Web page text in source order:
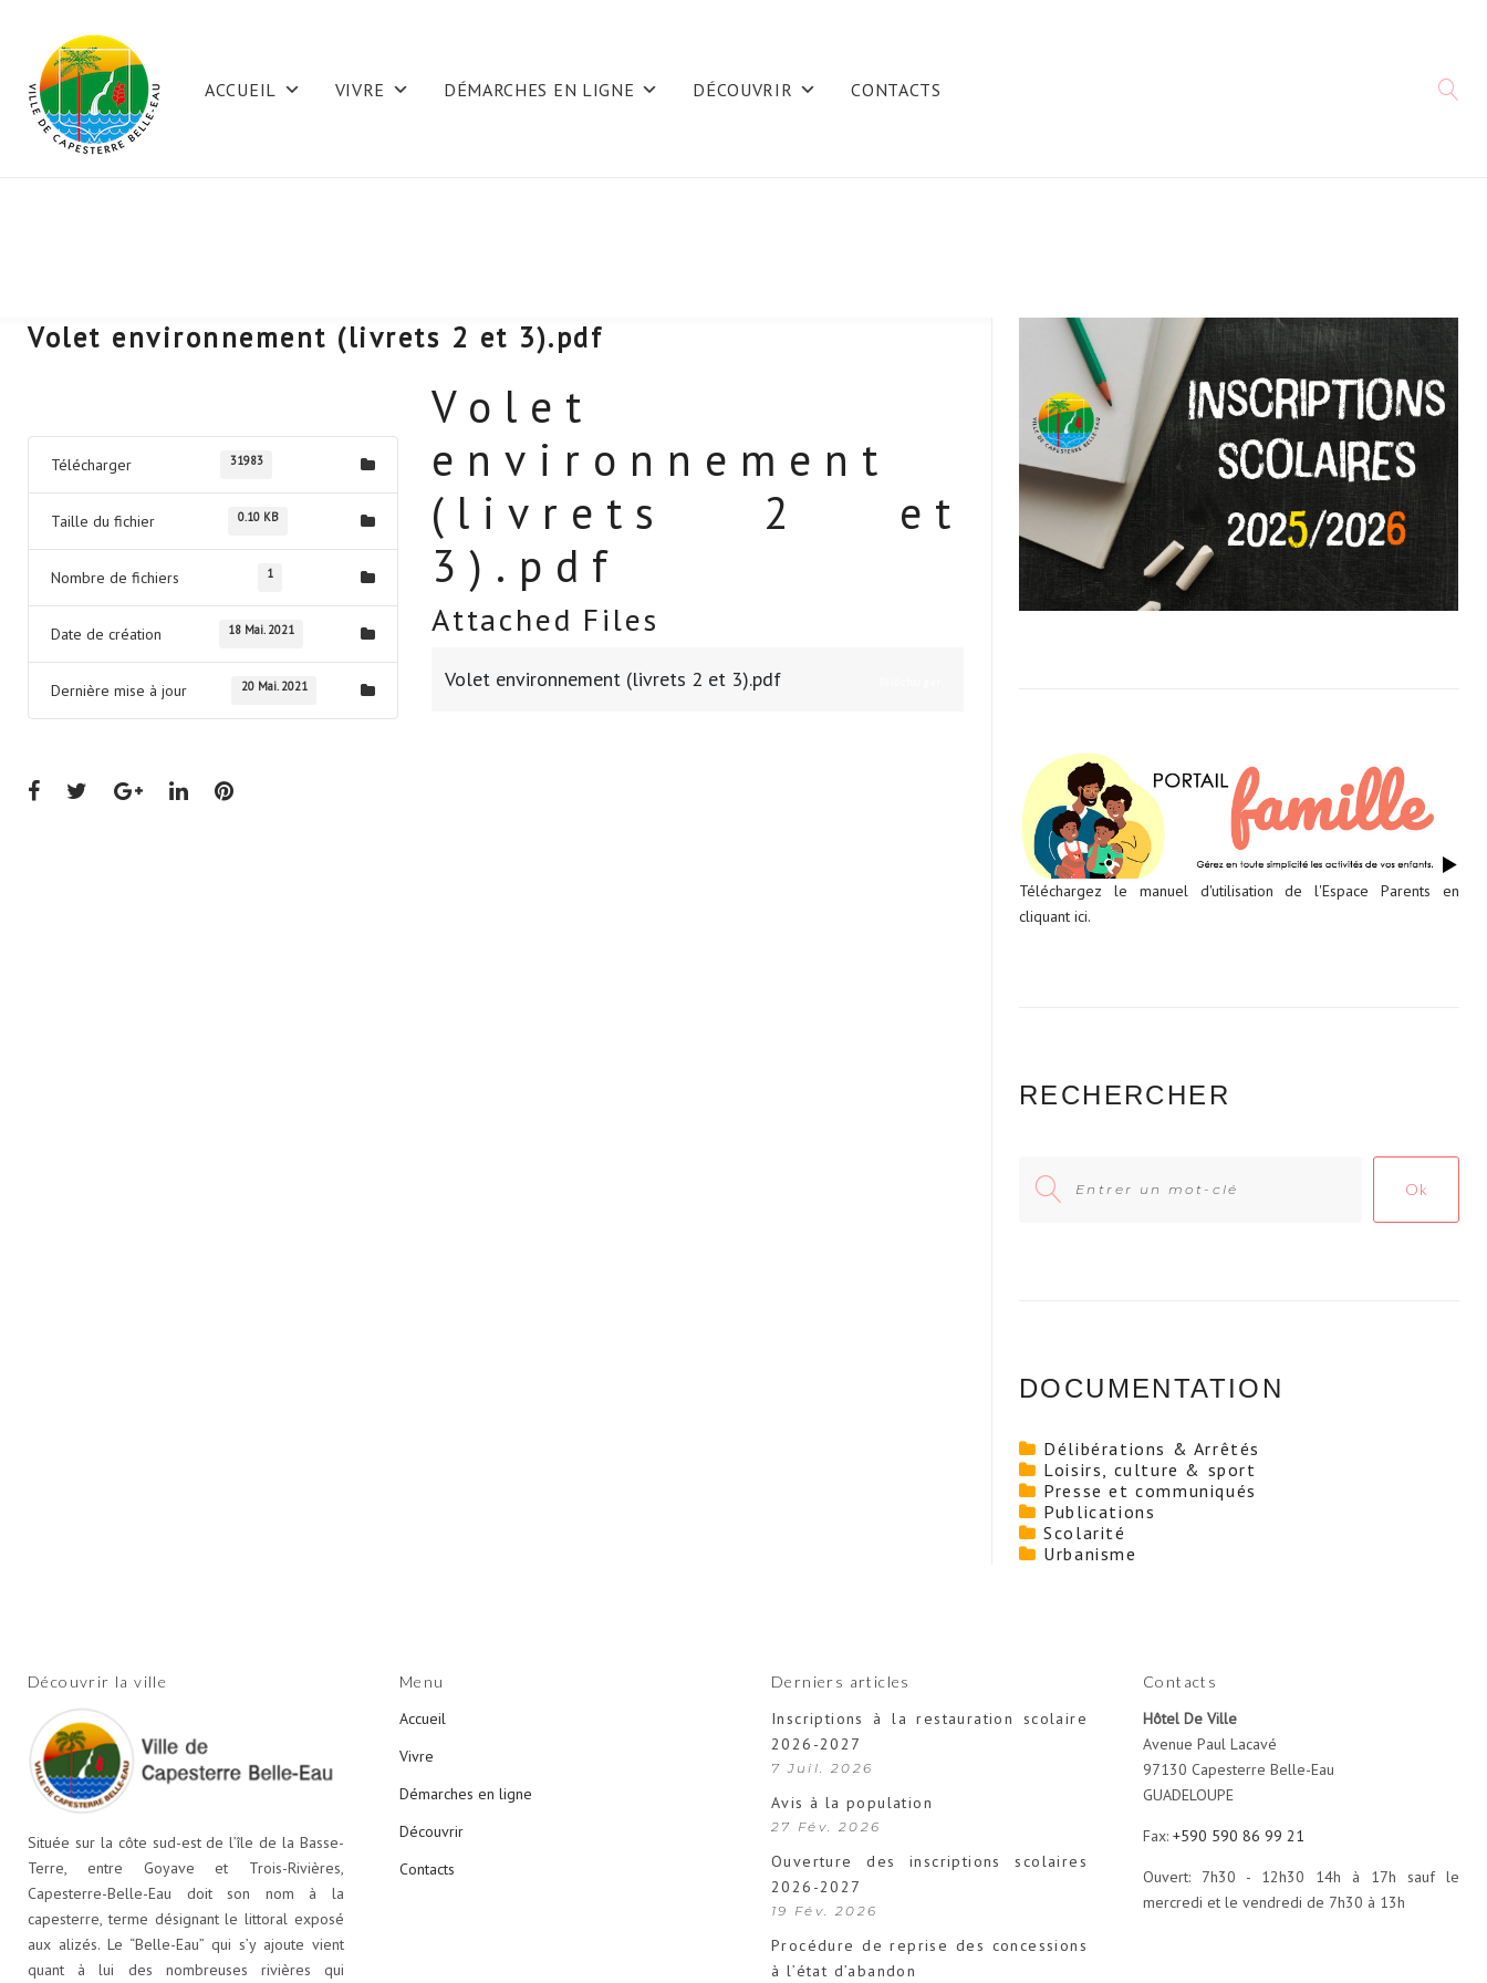
content
ACCUEIL VIVRE DÉMARCHES EN LIGNE DÉCOUVRIR CONTACTS
Volet environnement (livrets 2 et 3).pdf
Télécharger 31983
Taille du fichier 0.10 KB
Nombre de fichiers 1
Date de création 18 Mai. 2021
Dernière mise à jour 20 Mai. 2021
Volet
environnement
(livrets 2 et
3).pdf
Attached Files
Volet environnement (livrets 2 et 3).pdf
Facebook
TwitterGoogle+LinkedInPinterest
Téléchargez le manuel d'utilisation de l'Espace Parents en
cliquant ici.
RECHERCHER
for:
Ok
DOCUMENTATION
Délibérations & Arrêtés
Loisirs, culture & sport
Presse et communiqués
Publications
Scolarité
Urbanisme
Découvrir la ville
Située sur la côte sud-est de l’île de la Basse-
Terre, entre Goyave et Trois-Rivières,
Capesterre-Belle-Eau doit son nom à la
capesterre, terme désignant le littoral exposé
aux alizés. Le “Belle-Eau” qui s’y ajoute vient
quant à lui des nombreuses rivières qui
Menu
Accueil
Vivre
Démarches en ligne
Découvrir
Contacts
Derniers articles
Inscriptions à la restauration scolaire
2026-2027
7 Juil. 2026
Avis à la population
27 Fév. 2026
Ouverture des inscriptions scolaires
2026-2027
19 Fév. 2026
Procédure de reprise des concessions
à l’état d’abandon
Contacts
Hôtel De Ville
Avenue Paul Lacavé
97130 Capesterre Belle-Eau
GUADELOUPE
Fax: +590 590 86 99 21
Ouvert: 7h30 - 12h30 14h à 17h sauf le
mercredi et le vendredi de 7h30 à 13h